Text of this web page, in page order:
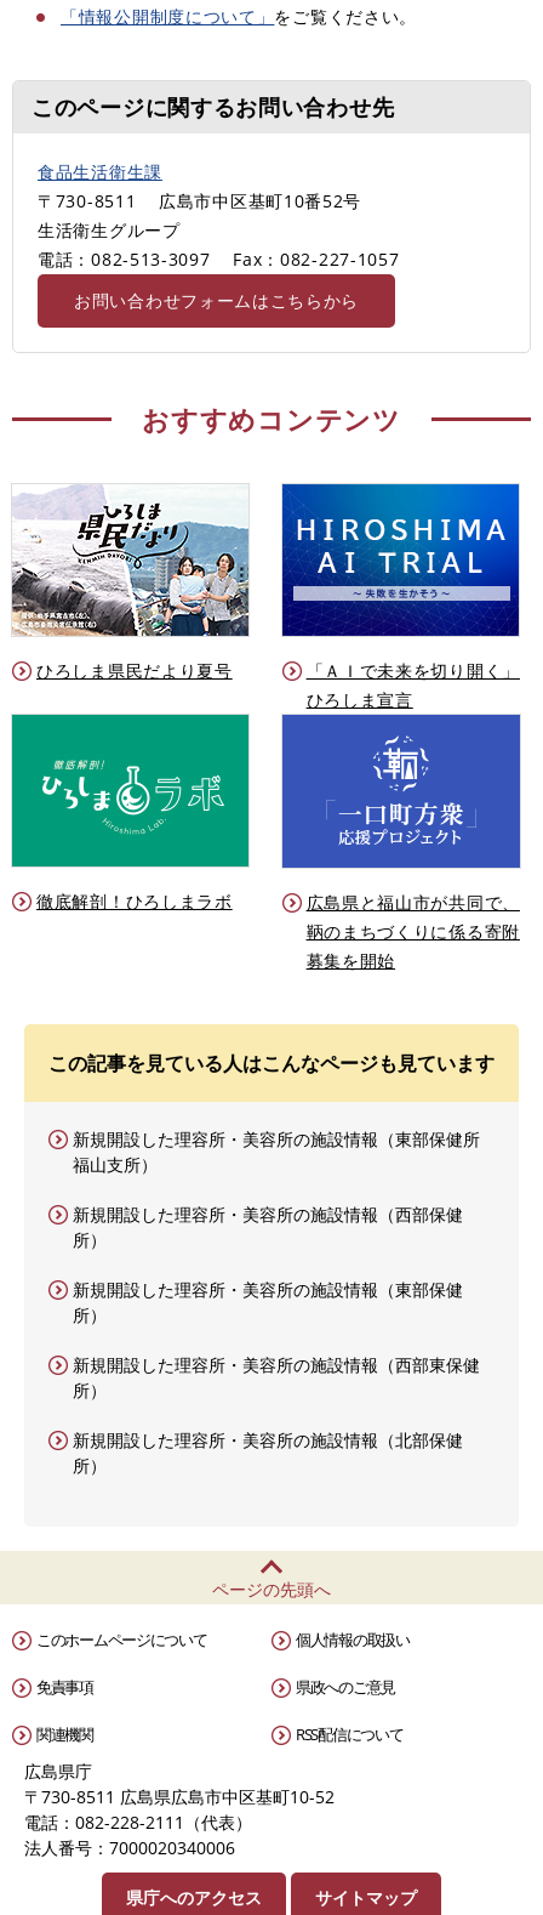
「情報公開制度について」 をご覧ください。
このページに関するお問い合わせ先
食品生活衛生課
〒730-8511
広島市中区基町10番52号
生活衛生グループ
電話：082-513-3097
Fax：082-227-1057
お問い合わせフォームはこちらから
おすすめコンテンツ
ひろしま県民だより夏号
「ＡＩで未来を切り開く」
ひろしま宣言
徹底解剖！ひろしまラボ
広島県と福山市が共同で、
鞆のまちづくりに係る寄附
募集を開始
この記事を見ている人はこんなページも見ています
新規開設した理容所・美容所の施設情報（東部保健所
福山支所）
新規開設した理容所・美容所の施設情報（西部保健
所）
新規開設した理容所・美容所の施設情報（東部保健
所）
新規開設した理容所・美容所の施設情報（西部東保健
所）
新規開設した理容所・美容所の施設情報（北部保健
所）
ページの先頭へ
このホームページについて 個人情報の取扱い
免責事項 県政へのご意見
関連機関 RSS配信について
広島県庁
〒730-8511 広島県広島市中区基町10-52
電話：082-228-2111（代表）
法人番号：7000020340006
県庁へのアクセス サイトマップ